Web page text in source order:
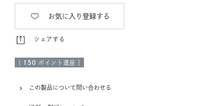
お気に入り登録する
シェアする
[ 150 ポイント進呈 ]
この製品について問い合わせる